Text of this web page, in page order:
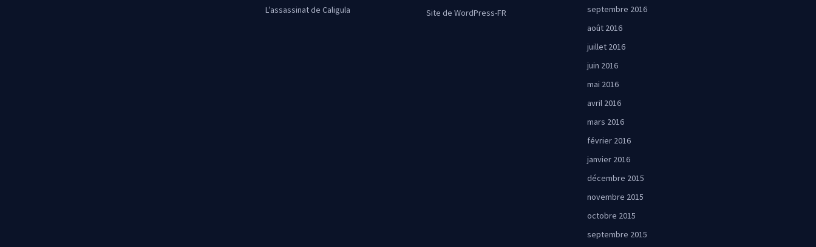
L’assassinat de Caligula
septembre 2016
août 2016
juillet 2016
juin 2016
mai 2016
avril 2016
mars 2016
février 2016
janvier 2016
décembre 2015
novembre 2015
octobre 2015
septembre 2015
Site de WordPress-FR